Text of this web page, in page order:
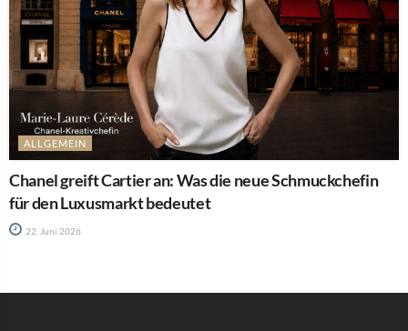
ALLGEMEIN
Chanel greift Cartier an: Was die neue Schmuckchefin
für den Luxusmarkt bedeutet
22. Juni 2026